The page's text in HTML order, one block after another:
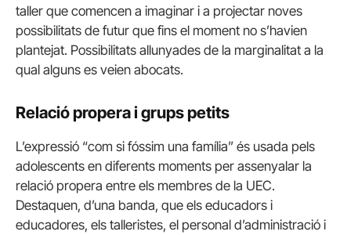
taller que comencen a imaginar i a projectar noves
possibilitats de futur que fins el moment no s’havien
plantejat. Possibilitats allunyades de la marginalitat a la
qual alguns es veien abocats.
Relació propera i grups petits
L’expressió “com si fóssim una família” és usada pels
adolescents en diferents moments per assenyalar la
relació propera entre els membres de la UEC.
Destaquen, d’una banda, que els educadors i
educadores, els talleristes, el personal d’administració i